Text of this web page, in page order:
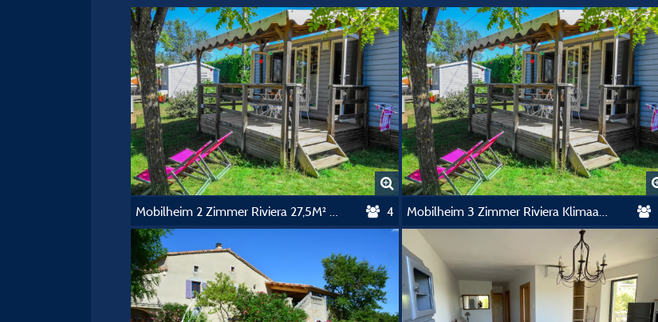
Mobilheim 2 Zimmer Riviera 27,5M² +Klimaanlage 4 Mobilheim 3 Zimmer Riviera Klimaanlage 32M²